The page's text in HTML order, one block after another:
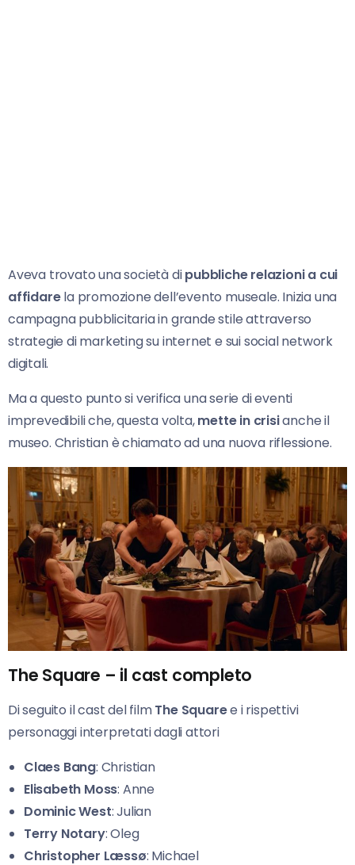
Aveva trovato una società dipubbliche relazioni a cui
affidarela promozione dell’evento museale. Inizia una
campagna pubblicitaria in grande stile attraverso
strategie di marketing su internet e sui social network
digitali.
Ma a questo punto si verifica una serie di eventi
imprevedibili che, questa volta,mette in crisianche il
museo. Christian è chiamato ad una nuova riflessione.
The Square – il cast completo
Di seguito il cast del filmThe Squaree i rispettivi
personaggi interpretati dagli attori
Claes Bang: Christian
Elisabeth Moss: Anne
Dominic West: Julian
Terry Notary: Oleg
Christopher Læssø: Michael